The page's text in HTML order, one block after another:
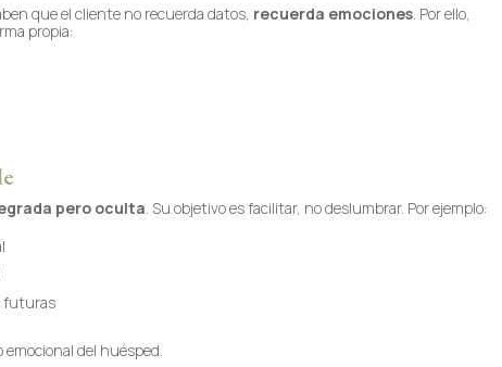
que el cliente no recuerda datos, recuerda emociones. Por ello,
propia:
pero oculta. Su objetivo es facilitar, no deslumbrar. Por ejemplo:
futuras
emocional del huésped.